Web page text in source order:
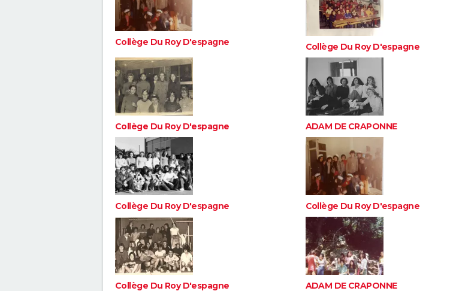
Collège Du Roy D'espagne Collège Du Roy D'espagne
Collège Du Roy D'espagne ADAM DE CRAPONNE
Collège Du Roy D'espagne Collège Du Roy D'espagne
Collège Du Roy D'espagne ADAM DE CRAPONNE